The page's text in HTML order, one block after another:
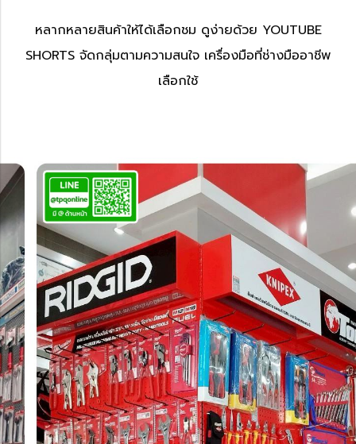
หลากหลายสินค้าให้ได้เลือกชม ดูง่ายด้วย YOUTUBE
SHORTS จัดกลุ่มตามความสนใจ เครื่องมือที่ช่างมืออาชีพ
เลือกใช้